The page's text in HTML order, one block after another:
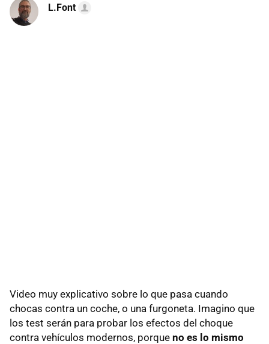
L.Font
Video muy explicativo sobre lo que pasa cuando
chocas contra un coche, o una furgoneta. Imagino que
los test serán para probar los efectos del choque
contra vehículos modernos, porque no es lo mismo